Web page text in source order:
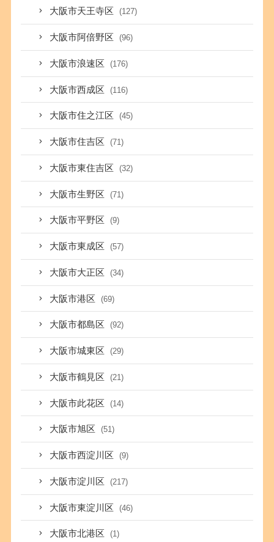
大阪市天王寺区 (127)
大阪市阿倍野区 (96)
大阪市浪速区 (176)
大阪市西成区 (116)
大阪市住之江区 (45)
大阪市住吉区 (71)
大阪市東住吉区 (32)
大阪市生野区 (71)
大阪市平野区 (9)
大阪市東成区 (57)
大阪市大正区 (34)
大阪市港区 (69)
大阪市都島区 (92)
大阪市城東区 (29)
大阪市鶴見区 (21)
大阪市此花区 (14)
大阪市旭区 (51)
大阪市西淀川区 (9)
大阪市淀川区 (217)
大阪市東淀川区 (46)
大阪市北港区 (1)